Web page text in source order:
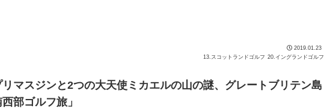
2019.01.23
13.スコットランドゴルフ 20.イングランドゴルフ
リマスジンと2つの大天使ミカエルの山の謎、グレートブリテン島
部ゴルフ旅」